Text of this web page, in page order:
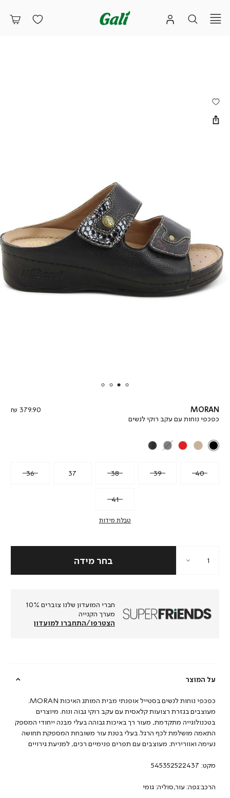
MORAN
כפכפי נוחות עם עקב רוקי לנשים
מחיר
379.90 ₪
36 37 38 39 40
41
טבלת מידות
חברי המועדון שלנו צוברים 10%
מערך הקנייה
הצטרפו/התחברו למועדון
על המוצר
כפכפי נוחות לנשים בסטייל אופנתי מבית המותג האיכות MORAN.
מעוצבים בגזרת רצועות קלאסית עם עקב רוקי גבוה ונוח. מיוצרים
בטכנולוגייה מתקדמת, מעור רך באיכות גבוהה בעלי מבנה ייחודי המספק
התאמה מושלמת לכף הרגל. בעלי בטנת עור משובחת המספקת תחושה
נעימה ואוורירית. מעוצבים עם תפרים פנימיים רכים, למניעת גירויים
מקט: 545352522437
הרכב:גפה: עור,סוליה: גומי